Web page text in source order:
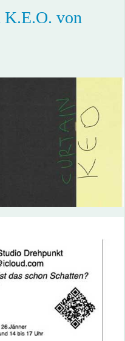
K.E.O. von